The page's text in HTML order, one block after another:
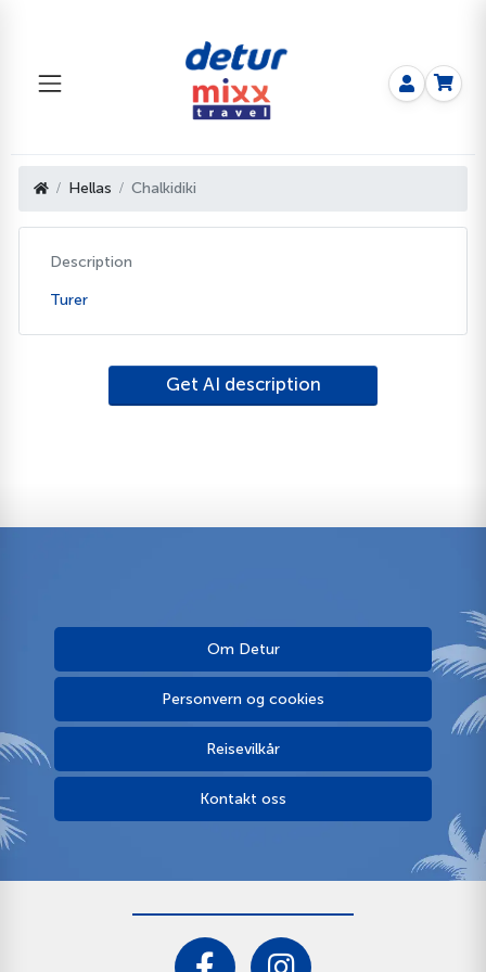
Hellas Chalkidiki
Description
Turer
Get AI description
Om Detur
Personvern og cookies
Reisevilkår
Kontakt oss